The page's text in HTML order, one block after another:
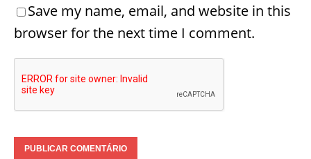
Save my name, email, and website in this
browser for the next time I comment.